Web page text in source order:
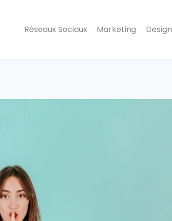
Réseaux Sociaux Marketing Design